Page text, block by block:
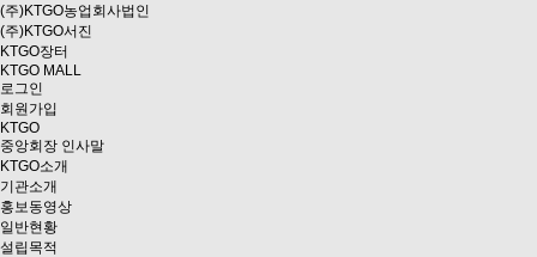
(주)KTGO농업회사법인
(주)KTGO서진
KTGO장터
KTGO MALL
로그인
회원가입
KTGO
중앙회장 인사말
KTGO소개
기관소개
홍보동영상
일반현황
설립목적